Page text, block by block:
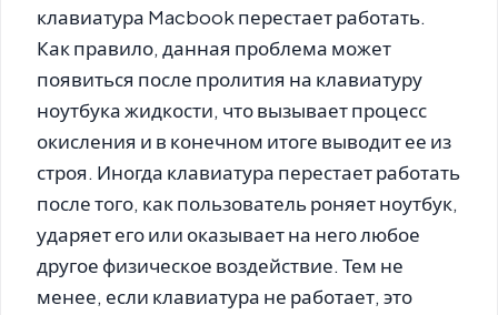
клавиатура Macbook перестает работать.
Как правило, данная проблема может
появиться после пролития на клавиатуру
ноутбука жидкости, что вызывает процесс
окисления и в конечном итоге выводит ее из
строя. Иногда клавиатура перестает работать
после того, как пользователь роняет ноутбук,
ударяет его или оказывает на него любое
другое физическое воздействие. Тем не
менее, если клавиатура не работает, это